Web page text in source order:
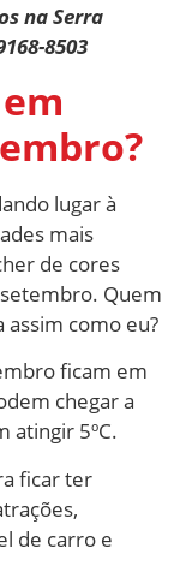
na Serra
8503
lugar à
mais
de cores
Quem
como eu?
ficam em
chegar a
atingir 5ºC.
ficar ter
de carro e